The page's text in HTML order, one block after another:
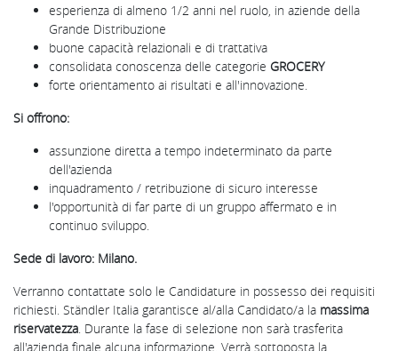
esperienza di almeno 1/2 anni nel ruolo, in aziende della
Grande Distribuzione
buone capacità relazionali e di trattativa
consolidata conoscenza delle categorie GROCERY
forte orientamento ai risultati e all'innovazione.
Si offrono:
assunzione diretta a tempo indeterminato da parte
dell'azienda
inquadramento / retribuzione di sicuro interesse
l'opportunità di far parte di un gruppo affermato e in
continuo sviluppo.
Sede di lavoro: Milano.
Verranno contattate solo le Candidature in possesso dei requisiti
richiesti. Ständler Italia garantisce al/alla Candidato/a la massima
riservatezza . Durante la fase di selezione non sarà trasferita
all'azienda finale alcuna informazione. Verrà sottoposta la